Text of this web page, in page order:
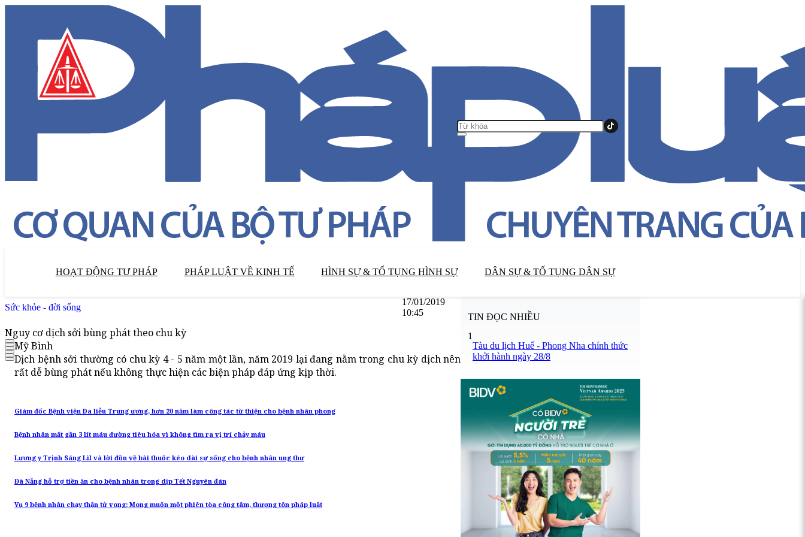
HOẠT ĐỘNG TƯ PHÁP PHÁP LUẬT VỀ KINH TẾ HÌNH SỰ & TỐ TỤNG HÌNH SỰ DÂN SỰ & TỐ TỤNG DÂN SỰ
Sức khỏe - đời sống
17/01/2019
10:45
Nguy cơ dịch sởi bùng phát theo chu kỳ
Mỹ Bình
Dịch bệnh sởi thường có chu kỳ 4 - 5 năm một lần, năm 2019 lại đang nằm trong chu kỳ dịch nên
rất dễ bùng phát nếu không thực hiện các biện pháp đáp ứng kịp thời.
Giám đốc Bệnh viện Da liễu Trung ương, hơn 20 năm làm công tác từ thiện cho bệnh nhân phong
Bệnh nhân mất gần 3 lít máu đường tiêu hóa vì không tìm ra vị trí chảy máu
Lương y Trịnh Sáng Lìl và lời đồn về bài thuốc kéo dài sự sống cho bệnh nhân ung thư
Đà Nẵng hỗ trợ tiền ăn cho bệnh nhân trong dịp Tết Nguyên đán
Vụ 9 bệnh nhân chạy thận tử vong: Mong muốn một phiên tòa công tâm, thượng tôn pháp luật
TIN ĐỌC NHIỀU
1
Tàu du lịch Huế - Phong Nha chính thức
khởi hành ngày 28/8